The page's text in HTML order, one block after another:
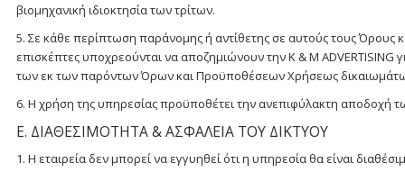
βιομηχανική ιδιοκτησία των τρίτων.
5. Σε κάθε περίπτωση παράνομης ή αντίθετης σε αυτούς τους Όρους
επισκέπτες υποχρεούνται να αποζημιώνουν την K & M ADVERTISING
των εκ των παρόντων Όρων και Προϋποθέσεων Χρήσεως
6. Η χρήση της υπηρεσίας προϋποθέτει την ανεπιφύλακτη αποδοχή
Ε. ΔΙΑΘΕΣΙΜΟΤΗΤΑ & ΑΣΦΑΛΕΙΑ ΤΟΥ ΔΙΚΤΥΟΥ
1. Η εταιρεία δεν μπορεί να εγγυηθεί ότι η υπηρεσία θα είναι